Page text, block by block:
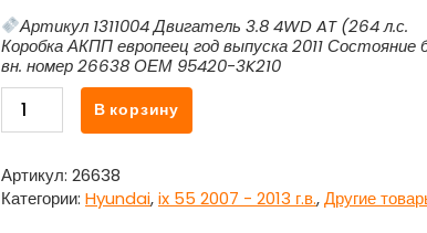
Артикул 1311004 Двигатель 3.8 4WD AT (264 л.с.
Коробка АКПП европеец год выпуска 2011 Состояние
вн. номер 26638 ОЕМ 95420-3K210
Количество
товара
для
Хундай
В корзину
Артикул: 26638
Категории: Hyundai,ix 55 2007 - 2013 г.в.,Другие